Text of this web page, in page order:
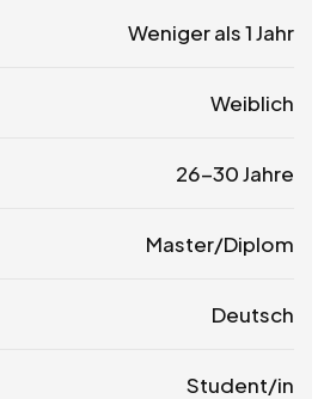
Weniger als 1 Jahr
Weiblich
26-30 Jahre
Master/Diplom
Deutsch
Student/in